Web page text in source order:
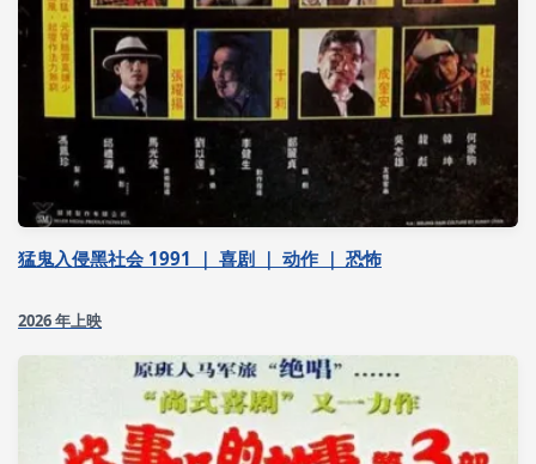
猛鬼入侵黑社会 1991 ｜ 喜剧 ｜ 动作 ｜ 恐怖
2026 年上映